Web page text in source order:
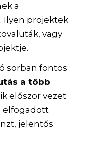
a
Ilyen projektek
vagy
sorban fontos
a több
először vezet
elfogadott
jelentős